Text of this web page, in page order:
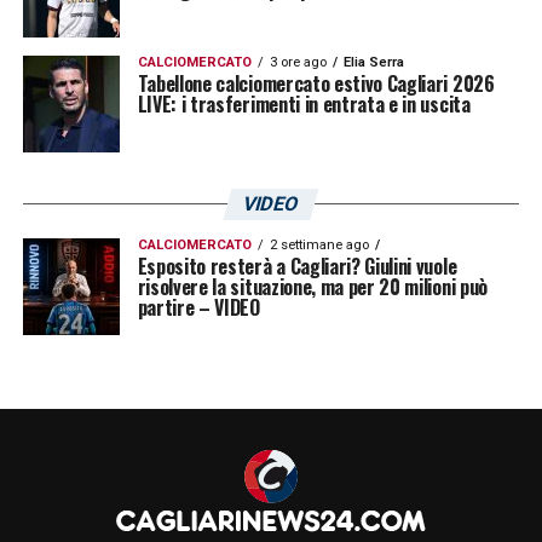
CALCIOMERCATO 3 ore ago Elia Serra
Tabellone calciomercato estivo Cagliari 2026
LIVE: i trasferimenti in entrata e in uscita
VIDEO
CALCIOMERCATO 2 settimane ago
Esposito resterà a Cagliari? Giulini vuole
risolvere la situazione, ma per 20 milioni può
partire – VIDEO